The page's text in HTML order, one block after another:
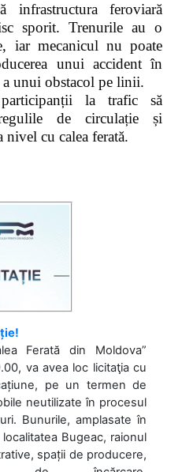
infrastructura feroviară
sporit. Trenurile au o
iar mecanicul nu poate
unui accident în
a unui obstacol pe linii.
la trafic să
de circulație și
nivel cu calea ferată.
Ferată din Moldova”
va avea loc licitaţia cu
pe un termen de
neutilizate în procesul
Bunurile, amplasate în
Bugeac, raionul
spații de producere,